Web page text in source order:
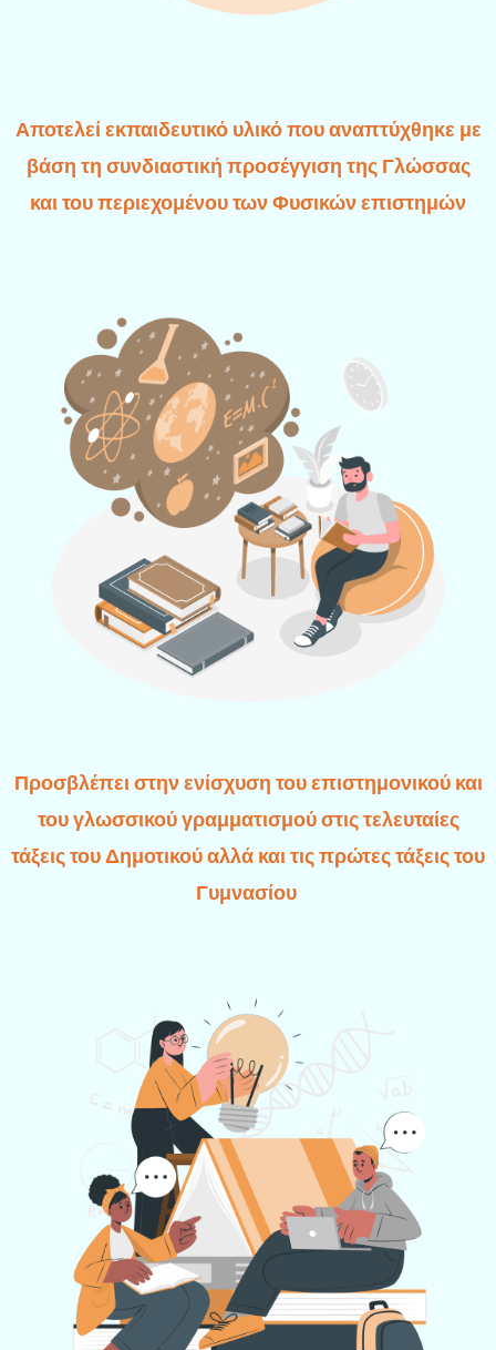
Αποτελεί εκπαιδευτικό υλικό που αναπτύχθηκε με
βάση τη συνδιαστική προσέγγιση της Γλώσσας
και του περιεχομένου των Φυσικών επιστημών
Προσβλέπει στην ενίσχυση του επιστημονικού και
του γλωσσικού γραμματισμού στις τελευταίες
τάξεις του Δημοτικού αλλά και τις πρώτες τάξεις του
Γυμνασίου